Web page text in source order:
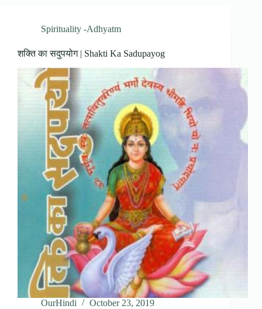
Spirituality -Adhyatm
शक्ति का सदुपयोग | Shakti Ka Sadupayog
OurHindi October 23, 2019